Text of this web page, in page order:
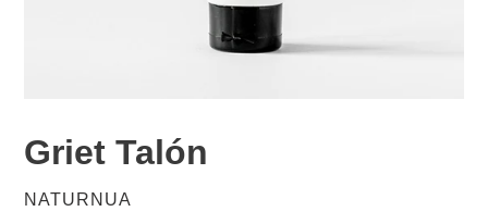
Griet Talón
PROVEEDOR
NATURNUA